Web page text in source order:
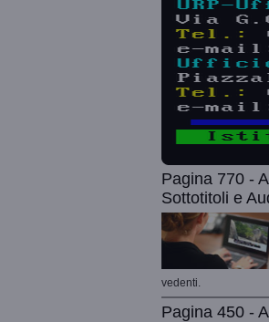
Pagina 770 -
Sottotitoli e
vedenti.
Pagina 450 -